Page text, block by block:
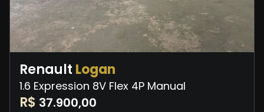
Renault Logan
1.6 Expression 8V Flex 4P Manual
R$ 37.900,00